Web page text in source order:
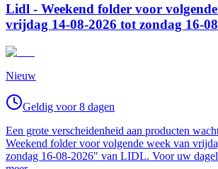
Lidl - Weekend folder voor
vrijdag 14-08-2026 tot zondag 16-
Nieuw
Geldig voor 8 dagen
Een grote verscheidenheid aan producten
Weekend folder voor volgende week van
zondag 16-08-2026" van LIDL. Voor uw